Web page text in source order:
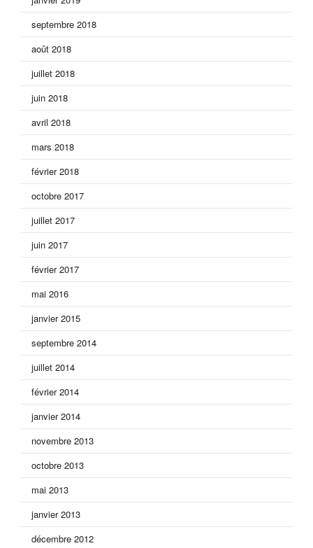
septembre 2018
août 2018
juillet 2018
juin 2018
avril 2018
mars 2018
février 2018
octobre 2017
juillet 2017
juin 2017
février 2017
mai 2016
janvier 2015
septembre 2014
juillet 2014
février 2014
janvier 2014
novembre 2013
octobre 2013
mai 2013
janvier 2013
décembre 2012